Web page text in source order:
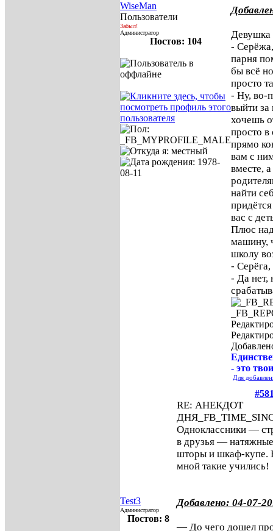
WiseMan
Пользователи
Забыл!
Администратор
Постов: 104
Девушка
-
парня
бы всё
просто
- Ну, во-
выйти
хочешь
просто в
прямо
вам с
вместе,
найти
вас с
Плюс
машину,
школу
- Серёга,
- Да нет,
- это
Для
Test3
Администратор
Постов: 8
RE: АНЕКДОТ
ДНЯ
Одноклассники —
в друзья —
шторы и шкаф-купе.
мной такие учились!
Добавлено: 04-07-
— До чего дошел